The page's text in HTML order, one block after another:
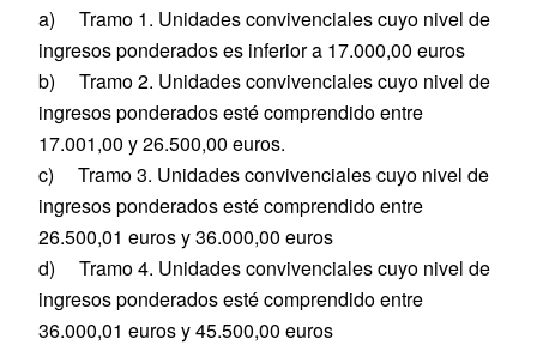
a) Tramo 1. Unidades convivenciales cuyo nivel de
ingresos ponderados es inferior a 17.000,00 euros
b) Tramo 2. Unidades convivenciales cuyo nivel de
ingresos ponderados esté comprendido entre
17.001,00 y 26.500,00 euros.
c) Tramo 3. Unidades convivenciales cuyo nivel de
ingresos ponderados esté comprendido entre
26.500,01 euros y 36.000,00 euros
d) Tramo 4. Unidades convivenciales cuyo nivel de
ingresos ponderados esté comprendido entre
36.000,01 euros y 45.500,00 euros